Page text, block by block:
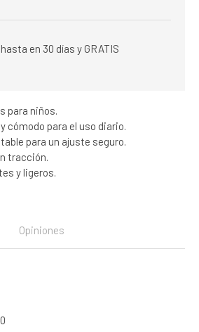
en 30 días y GRATIS
para niños.
cómodo para el uso diario.
para un ajuste seguro.
tracción.
y ligeros.
Opiniones